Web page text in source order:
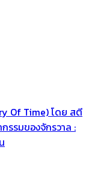
Of Time) โดย สตี
รรมของจักรวาล :